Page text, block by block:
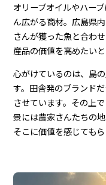
オリーブオイルやハー
ん広がる商材。広島県
さんが獲った魚と合わ
産品の価値を高めたいと
心がけているのは、島
す。田舎発のブランド
させています。その上
景には農家さんたちの
そこに価値を感じても